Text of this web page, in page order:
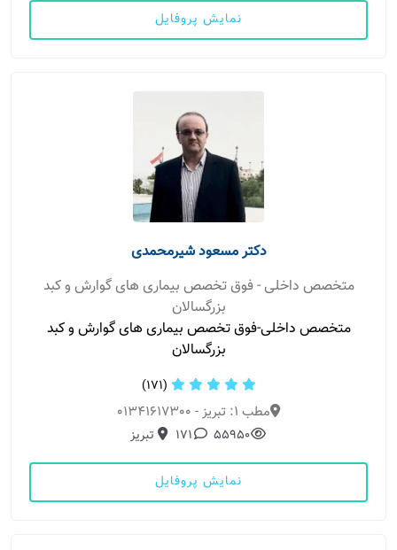
نمایش پروفایل
دکتر مسعود شیرمحمدی
متخصص داخلی - فوق تخصص بیماری های گوارش و کبد
بزرگسالان
متخصص داخلی-فوق تخصص بیماری های گوارش و کبد
بزرگسالان
(171)
مطب 1: تبریز - 01341617300
55950
171 تبریز
نمایش پروفایل